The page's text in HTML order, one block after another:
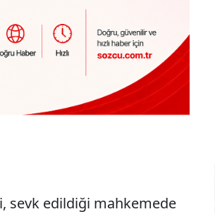
sevk edildiği mahkemede